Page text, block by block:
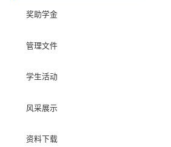
奖助学金
管理文件
学生活动
风采展示
资料下载